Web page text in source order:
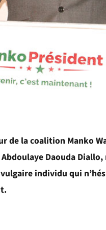
de la coalition Manko
Daouda
individu qui